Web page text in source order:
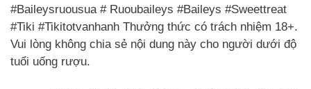
#Baileysruousua # Ruoubaileys #Baileys #Sweettreat
#Tiki #Tikitotvanhanh Thưởng thức có trách nhiệm 18+.
Vui lòng không chia sẻ nội dung này cho người dưới độ
tuổi uống rượu.